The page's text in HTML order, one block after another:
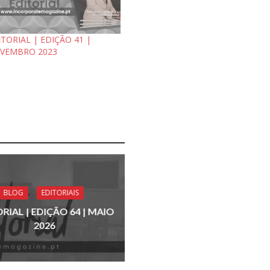
| EDIÇÃO 41 |
2023
BLOG EDITORIAIS
| EDIÇÃO 64 | MAIO
2026